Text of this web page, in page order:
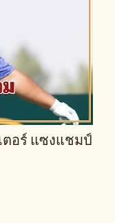
ตอร์ แซงแชมป์